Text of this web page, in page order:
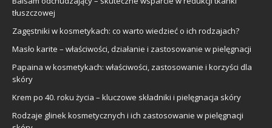
tłuszczowej
Zagęstniki w kosmetykach: co warto wiedzieć o ich rodzajach?
Masło karite – właściwości, działanie i zastosowanie w pielęgnacji
Papaina w kosmetykach: właściwości, zastosowanie i korzyści dla
skóry
Krem po 40. roku życia – kluczowe składniki i pielęgnacja skóry
Rodzaje glinek kosmetycznych i ich zastosowanie w pielęgnacji